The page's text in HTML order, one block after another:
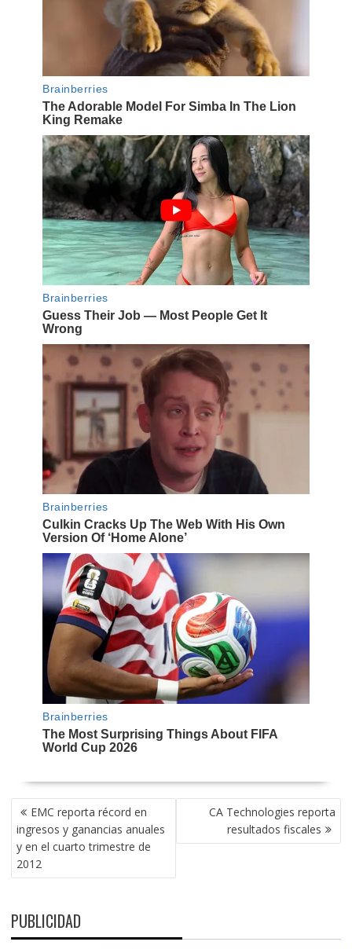
NAVEGACIÓN
DE
ENTRADAS
EMC reporta récord en
ingresos y ganancias anuales
y en el cuarto trimestre de
2012
CA Technologies reporta
resultados fiscales
PUBLICIDAD